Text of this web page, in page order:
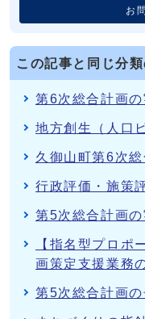
お
この記事と同じ分
第6次総合計画の
地方創生（人口
久御山町第6次
行政評価・施策
第5次総合計画の
【指名型プロポ
画策定支援業務
第5次総合計画